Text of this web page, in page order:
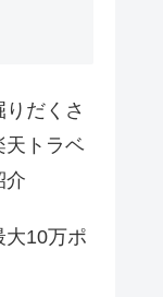
だくさ
天トラベ
介
大10万ポ